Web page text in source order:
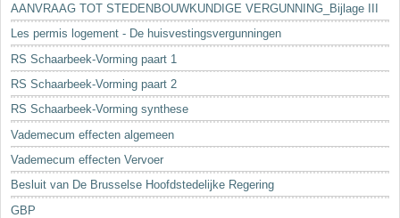
AANVRAAG TOT STEDENBOUWKUNDIGE VERGUNNING_Bijlage III
Les permis logement - De huisvestingsvergunningen
RS Schaarbeek-Vorming paart 1
RS Schaarbeek-Vorming paart 2
RS Schaarbeek-Vorming synthese
Vademecum effecten algemeen
Vademecum effecten Vervoer
Besluit van De Brusselse Hoofdstedelijke Regering
GBP